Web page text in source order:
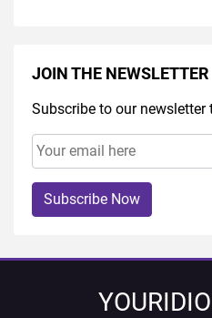
JOIN THE NEWSLETTER
Subscribe to our
Subscribe Now